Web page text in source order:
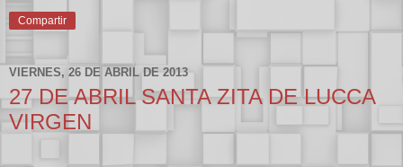
Compartir
VIERNES, 26 DE ABRIL DE 2013
27 DE ABRIL SANTA ZITA DE LUCCA
VIRGEN